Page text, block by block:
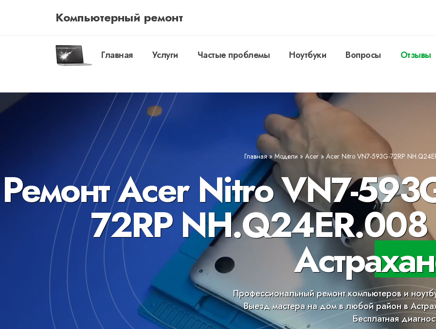
Компьютерный ремонт
Главная Услуги Частые проблемы Ноутбуки Вопросы Отзывы
Главная»Модели » Acer » Acer Nitro VN7-593G-72RP
Ремонт Acer Nitro VN7-
72RP NH.Q24ER.008
Профессиональный ремонт компьютеров и
Выезд мастера на дом в любой район в
Бесплатная